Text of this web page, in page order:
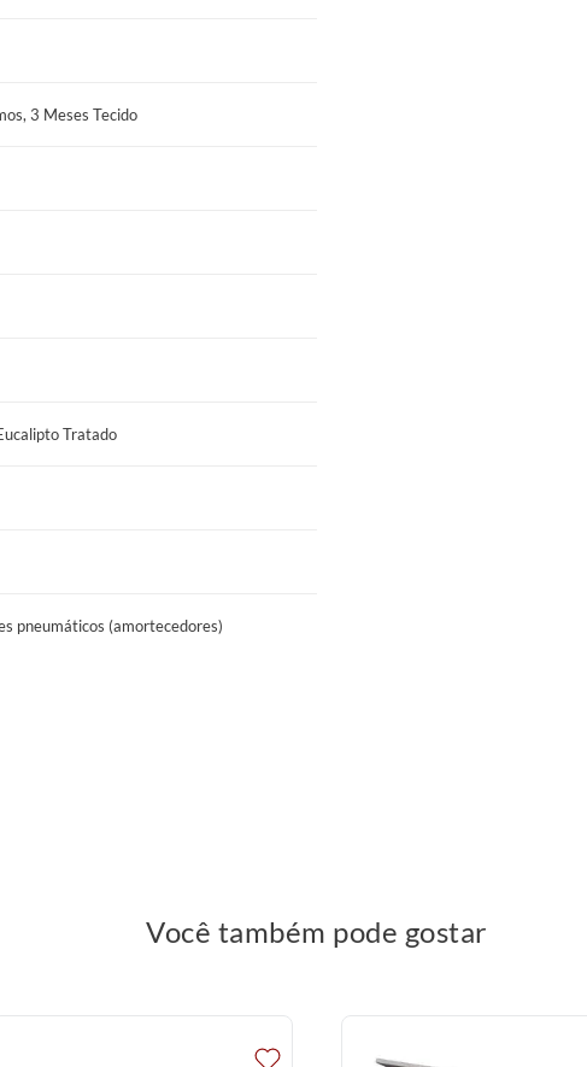
escadas, guinchos, içamentos ou quaisquer
3 Meses Tecido
Tratado
pneumáticos (amortecedores)
Você também pode gostar